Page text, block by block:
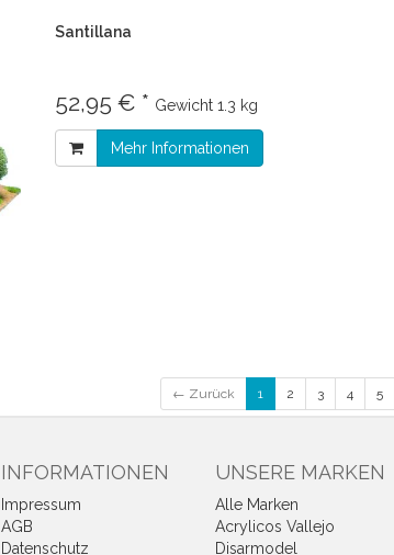
Santillana
52,95 € * Gewicht 1.3 kg
Mehr Informationen
← Zurück 1 2 3 4 5
INFORMATIONEN
Impressum
AGB
Datenschutz
UNSERE MARKEN
Alle Marken
Acrylicos Vallejo
Disarmodel